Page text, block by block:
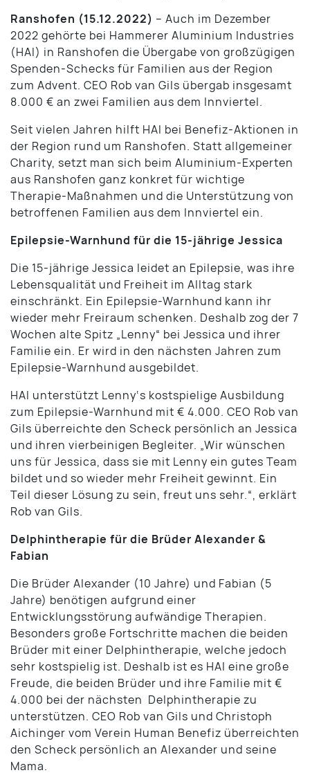
Ranshofen (15.12.2022) – Auch im Dezember
2022 gehörte bei Hammerer Aluminium Industries
(HAI) in Ranshofen die Übergabe von großzügigen
Spenden-Schecks für Familien aus der Region
zum Advent. CEO Rob van Gils übergab insgesamt
8.000 € an zwei Familien aus dem Innviertel.
Seit vielen Jahren hilft HAI bei Benefiz-Aktionen in
der Region rund um Ranshofen. Statt allgemeiner
Charity, setzt man sich beim Aluminium-Experten
aus Ranshofen ganz konkret für wichtige
Therapie-Maßnahmen und die Unterstützung von
betroffenen Familien aus dem Innviertel ein.
Epilepsie-Warnhund für die 15-jährige Jessica
Die 15-jährige Jessica leidet an Epilepsie, was ihre
Lebensqualität und Freiheit im Alltag stark
einschränkt. Ein Epilepsie-Warnhund kann ihr
wieder mehr Freiraum schenken. Deshalb zog der 7
Wochen alte Spitz „Lenny“ bei Jessica und ihrer
Familie ein. Er wird in den nächsten Jahren zum
Epilepsie-Warnhund ausgebildet.
HAI unterstützt Lenny‘s kostspielige Ausbildung
zum Epilepsie-Warnhund mit € 4.000. CEO Rob van
Gils überreichte den Scheck persönlich an Jessica
und ihren vierbeinigen Begleiter. „Wir wünschen
uns für Jessica, dass sie mit Lenny ein gutes Team
bildet und so wieder mehr Freiheit gewinnt. Ein
Teil dieser Lösung zu sein, freut uns sehr.“, erklärt
Rob van Gils.
Delphintherapie für die Brüder Alexander &
Fabian
Die Brüder Alexander (10 Jahre) und Fabian (5
Jahre) benötigen aufgrund einer
Entwicklungsstörung aufwändige Therapien.
Besonders große Fortschritte machen die beiden
Brüder mit einer Delphintherapie, welche jedoch
sehr kostspielig ist. Deshalb ist es HAI eine große
Freude, die beiden Brüder und ihre Familie mit €
4.000 bei der nächsten Delphintherapie zu
unterstützen. CEO Rob van Gils und Christoph
Aichinger vom Verein Human Benefiz überreichten
den Scheck persönlich an Alexander und seine
Mama.